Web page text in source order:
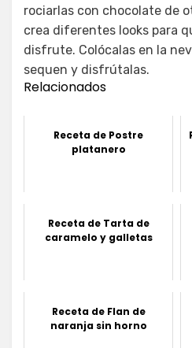
rociarlas con chocolate de
crea diferentes looks para
disfrute. Colócalas en la
sequen y disfrútalas.
Relacionados
Receta de Postre
platanero
Receta de Tarta de
caramelo y galletas
Receta de Flan de
naranja sin horno